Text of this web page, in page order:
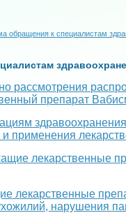
обращения к специалистам
рассмотрения
препарат
и применения
лекарственные
лекарственные
нарушения